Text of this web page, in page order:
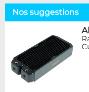
Nos suggestions